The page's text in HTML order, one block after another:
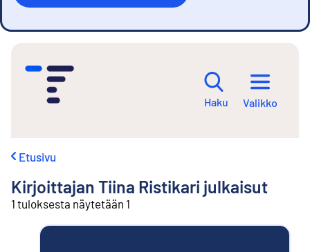
Haku Valikko
Etusivu
Kirjoittajan Tiina Ristikari julkaisut
1 tuloksesta näytetään 1